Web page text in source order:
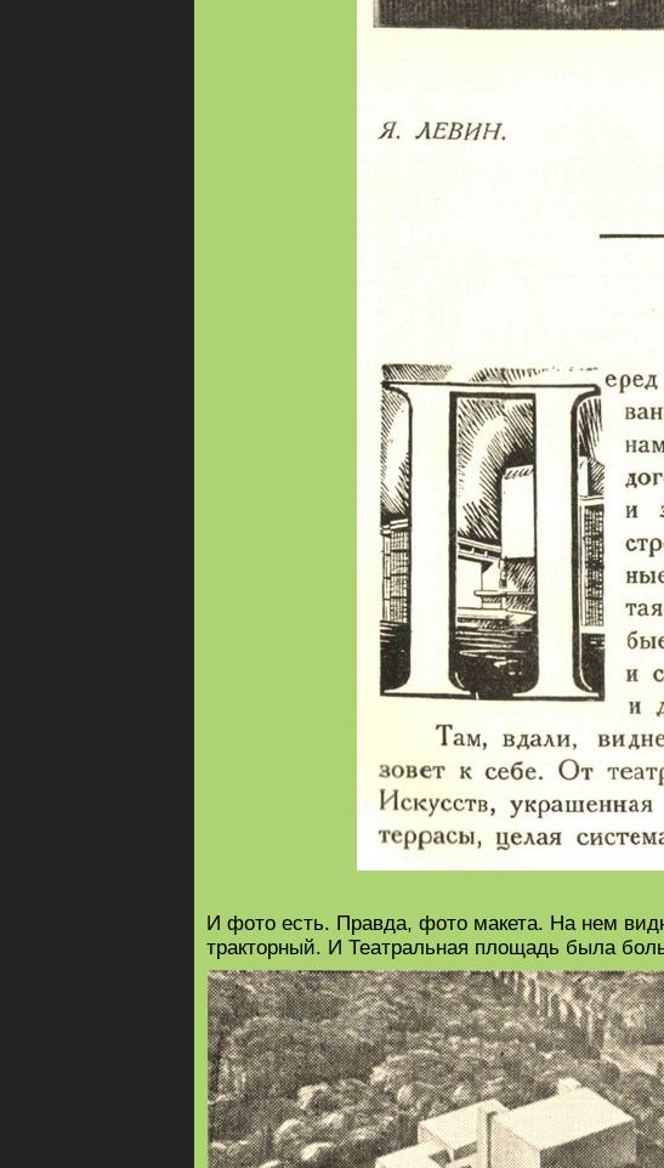
И фото есть. Правда, фото макета. На нем
тракторный. И Театральная площадь была